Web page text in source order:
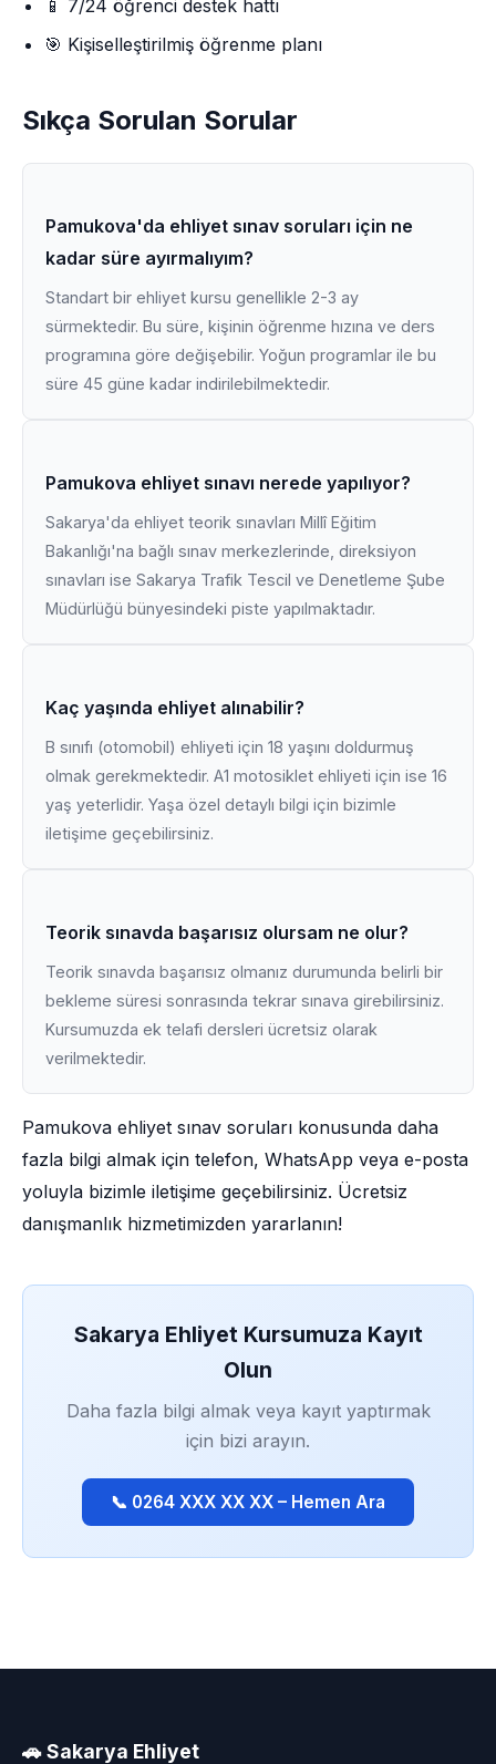
📱 7/24 öğrenci destek hattı
🎯 Kişiselleştirilmiş öğrenme planı
Sıkça Sorulan Sorular
Pamukova'da ehliyet sınav soruları için ne
kadar süre ayırmalıyım?
Standart bir ehliyet kursu genellikle 2-3 ay
sürmektedir. Bu süre, kişinin öğrenme hızına ve ders
programına göre değişebilir. Yoğun programlar ile bu
süre 45 güne kadar indirilebilmektedir.
Pamukova ehliyet sınavı nerede yapılıyor?
Sakarya'da ehliyet teorik sınavları Millî Eğitim
Bakanlığı'na bağlı sınav merkezlerinde, direksiyon
sınavları ise Sakarya Trafik Tescil ve Denetleme Şube
Müdürlüğü bünyesindeki piste yapılmaktadır.
Kaç yaşında ehliyet alınabilir?
B sınıfı (otomobil) ehliyeti için 18 yaşını doldurmuş
olmak gerekmektedir. A1 motosiklet ehliyeti için ise 16
yaş yeterlidir. Yaşa özel detaylı bilgi için bizimle
iletişime geçebilirsiniz.
Teorik sınavda başarısız olursam ne olur?
Teorik sınavda başarısız olmanız durumunda belirli bir
bekleme süresi sonrasında tekrar sınava girebilirsiniz.
Kursumuzda ek telafi dersleri ücretsiz olarak
verilmektedir.
Pamukova ehliyet sınav soruları konusunda daha
fazla bilgi almak için telefon, WhatsApp veya e-posta
yoluyla bizimle iletişime geçebilirsiniz. Ücretsiz
danışmanlık hizmetimizden yararlanın!
Sakarya Ehliyet Kursumuza Kayıt
Olun
Daha fazla bilgi almak veya kayıt yaptırmak
için bizi arayın.
📞 0264 XXX XX XX – Hemen Ara
🚗 Sakarya Ehliyet